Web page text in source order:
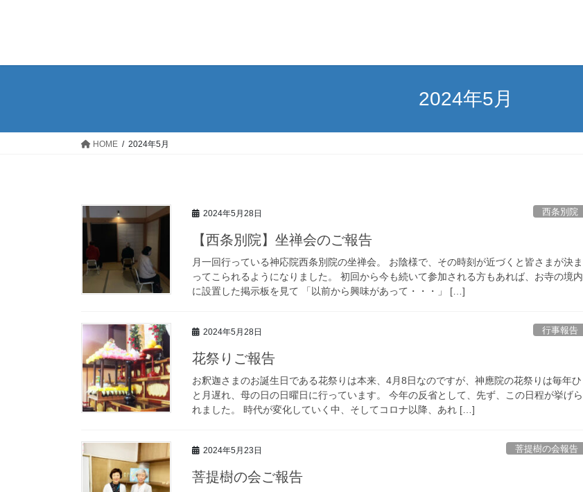
2024年5月
HOME 2024年5月
2024年5月28日 西条別院
【西条別院】坐禅会のご報告
月一回行っている神応院西条別院の坐禅会。 お陰様で、その時刻が近づくと皆さまが決ま
ってこられるようになりました。 初回から今も続いて参加される方もあれば、お寺の境内
に設置した掲示板を見て 「以前から興味があって・・・」 […]
2024年5月28日 行事報告
花祭りご報告
お釈迦さまのお誕生日である花祭りは本来、4月8日なのですが、神應院の花祭りは毎年ひ
と月遅れ、母の日の日曜日に行っています。 今年の反省として、先ず、この日程が挙げら
れました。 時代が変化していく中、そしてコロナ以降、あれ […]
2024年5月23日 菩提樹の会報告
菩提樹の会ご報告